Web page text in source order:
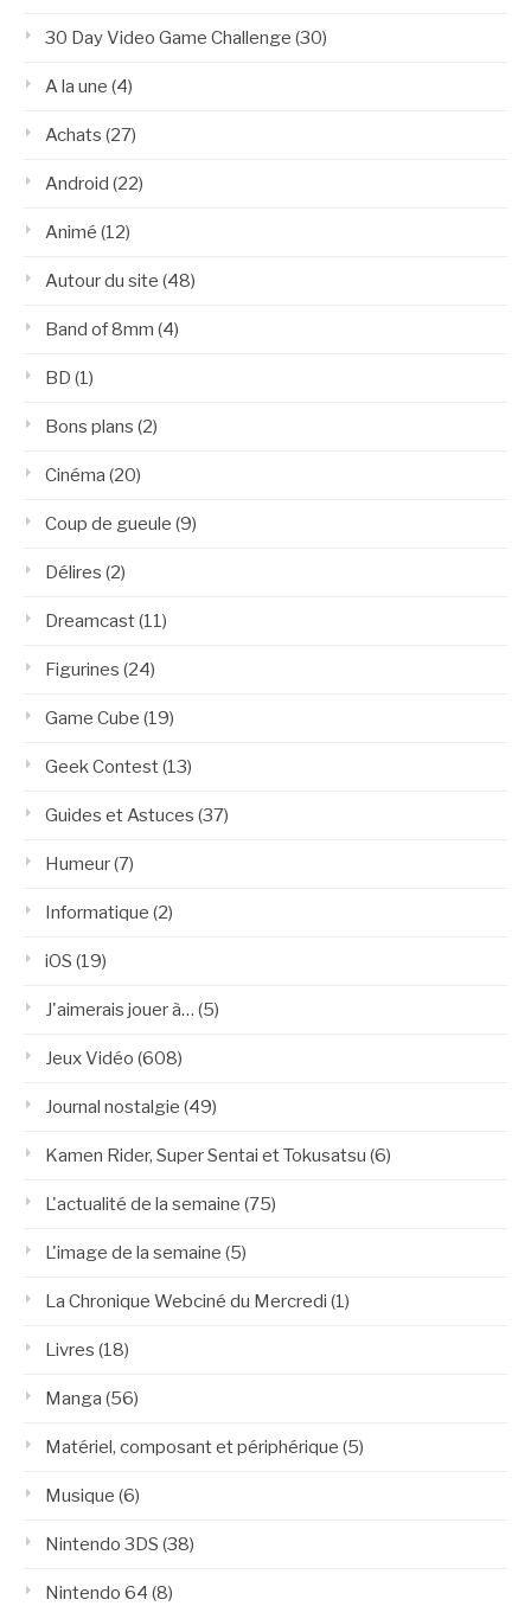
30 Day Video Game Challenge (30)
A la une (4)
Achats (27)
Android (22)
Animé (12)
Autour du site (48)
Band of 8mm (4)
BD (1)
Bons plans (2)
Cinéma (20)
Coup de gueule (9)
Délires (2)
Dreamcast(11)
Figurines (24)
Game Cube (19)
Geek Contest(13)
Guides et Astuces (37)
Humeur(7)
Informatique (2)
iOS (19)
J'aimerais jouer à… (5)
Jeux Vidéo (608)
Journal nostalgie (49)
Kamen Rider, Super Sentai et Tokusatsu (6)
L'actualité de la semaine (75)
L'image de la semaine (5)
La Chronique Webciné du Mercredi (1)
Livres (18)
Manga (56)
Matériel, composant et périphérique (5)
Musique (6)
Nintendo 3DS (38)
Nintendo 64 (8)